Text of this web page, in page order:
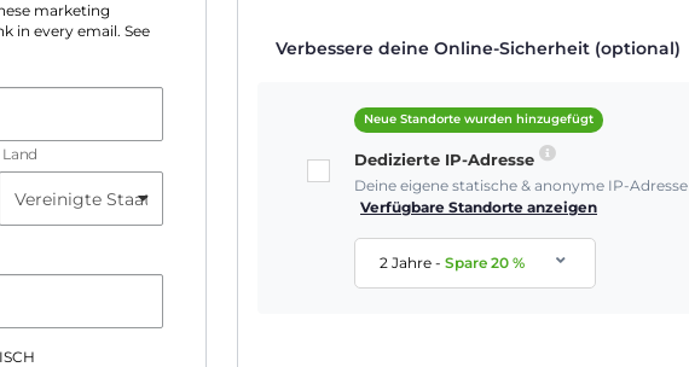
marketing
in every email. See
Land
Verbessere deine Online-Sicherheit (optional)
Neue Standorte wurden hinzugefügt
Dedizierte IP-Adresse
Deine eigene statische & anonyme IP-Adresse
Verfügbare Standorte anzeigen
2 Jahre-Spare20 %